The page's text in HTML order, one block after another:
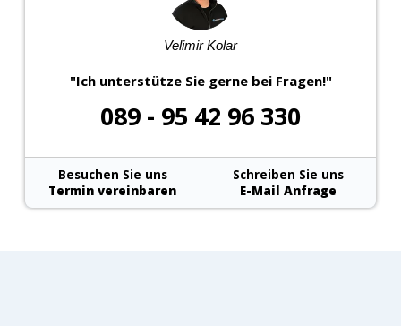
Velimir Kolar
"Ich unterstütze Sie gerne bei Fragen!"
089 - 95 42 96 330
Besuchen Sie uns
Termin vereinbaren
Schreiben Sie uns
E-Mail Anfrage